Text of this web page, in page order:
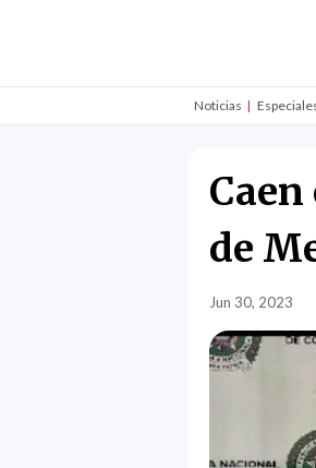
Noticias
de
Jun 30, 2023